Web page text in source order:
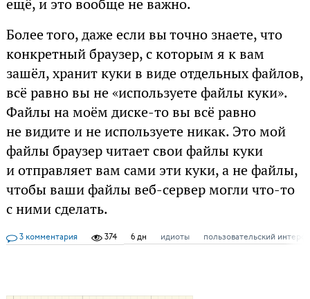
ещё, и это вообще не важно.
Более того, даже если вы точно знаете, что
конкретный браузер, с которым я к вам
зашёл, хранит куки в виде отдельных файлов,
всё равно вы не «используете файлы куки».
Файлы на моём диске-то вы всё равно
не видите и не используете никак. Это мой
файлы браузер читает свои файлы куки
и отправляет вам сами эти куки, а не файлы,
чтобы ваши файлы веб-сервер могли что-то
с ними сделать.
3 комментария 374 6 дн идиоты пользовательский